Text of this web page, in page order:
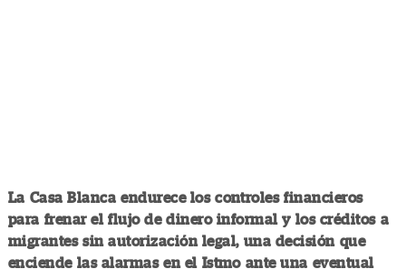
La Casa Blanca endurece los controles financieros
para frenar el flujo de dinero informal y los créditos a
migrantes sin autorización legal, una decisión que
enciende las alarmas en el Istmo ante una eventual